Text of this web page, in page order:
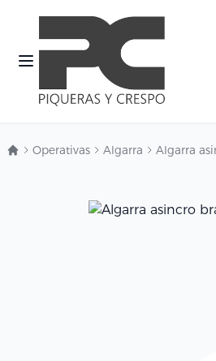
Toggle Nav
Operativas Algarra Algarra